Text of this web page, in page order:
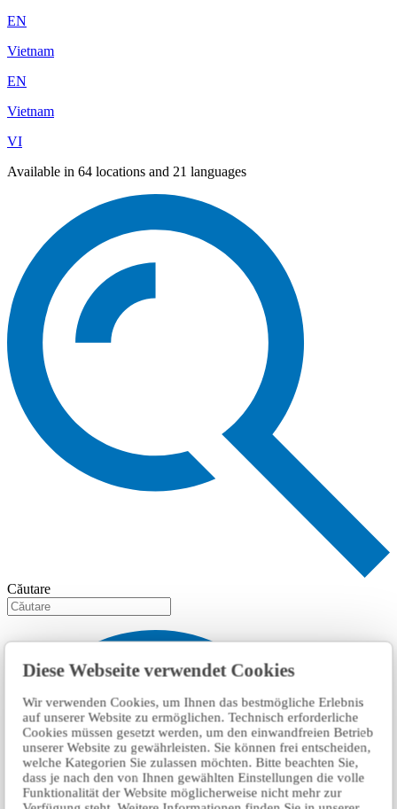
Diese Webseite verwendet Cookies
Wir verwenden Cookies, um Ihnen das bestmögliche Erlebnis
auf unserer Website zu ermöglichen. Technisch erforderliche
Cookies müssen gesetzt werden, um den einwandfreien Betrieb
unserer Website zu gewährleisten. Sie können frei entscheiden,
welche Kategorien Sie zulassen möchten. Bitte beachten Sie,
dass je nach den von Ihnen gewählten Einstellungen die volle
Funktionalität der Website möglicherweise nicht mehr zur
EN
Vietnam
EN
Vietnam
VI
Available in 64 locations and 21 languages
Căutare